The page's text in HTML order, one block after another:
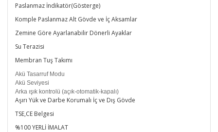
Paslanmaz İndikatör(Gösterge)
Komple Paslanmaz Alt Gövde ve İç Aksamlar
Zemine Göre Ayarlanabilir Dönerli Ayaklar
Su Terazisi
Membran Tuş Takımı
Akü Tasarruf Modu
Akü Seviyesi
Arka ışık kontrolü (açık-otomatik-kapalı)
Aşırı Yük ve Darbe Korumalı İç ve Dış Gövde
TSE,CE Belgesi
%100 YERLİ İMALAT